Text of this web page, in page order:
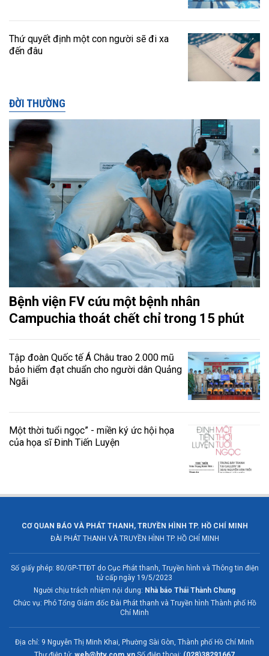
Thứ quyết định một con người sẽ đi xa
đến đâu
ĐỜI THƯỜNG
Bệnh viện FV cứu một bệnh nhân
Campuchia thoát chết chỉ trong 15 phút
Tập đoàn Quốc tế Á Châu trao 2.000 mũ
bảo hiểm đạt chuẩn cho người dân Quảng
Ngãi
Một thời tuổi ngọc” - miền ký ức hội họa
của họa sĩ Đinh Tiến Luyện
CƠ QUAN BÁO VÀ PHÁT THANH, TRUYỀN HÌNH TP. HỒ CHÍ MINH
ĐÀI PHÁT THANH VÀ TRUYỀN HÌNH TP. HỒ CHÍ MINH
Số giấy phép: 80/GP-TTĐT do Cục Phát thanh, Truyền hình và Thông tin điện
tử cấp ngày 19/5/2023
Người chịu trách nhiệm nội dung: Nhà báo Thái Thành Chung
Chức vụ: Phó Tổng Giám đốc Đài Phát thanh và Truyền hình Thành phố Hồ
Chí Minh
Địa chỉ: 9 Nguyễn Thị Minh Khai, Phường Sài Gòn, Thành phố Hồ Chí Minh